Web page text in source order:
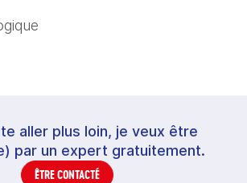
aller plus loin, je veux être
par un expert gratuitement.
ÊTRE CONTACTÉ